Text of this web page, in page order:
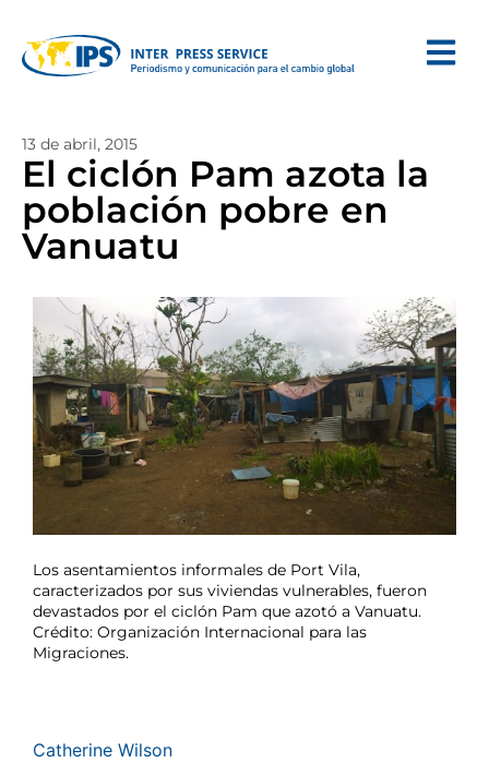
13 de abril, 2015
El ciclón Pam azota la
población pobre en
Vanuatu
Los asentamientos informales de Port Vila,
caracterizados por sus viviendas vulnerables, fueron
devastados por el ciclón Pam que azotó a Vanuatu.
Crédito: Organización Internacional para las
Migraciones.
Catherine Wilson